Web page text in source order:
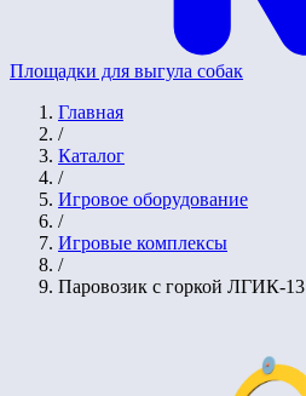
Площадки для выгула собак
Главная
/
Каталог
/
Игровое оборудование
/
Игровые комплексы
/
Паровозик с горкой ЛГИК-13